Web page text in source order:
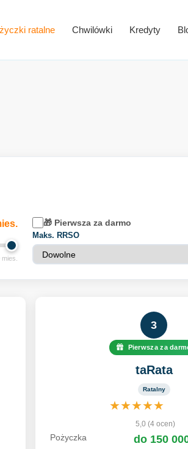
ratalne Chwilówki Kredyty
mies.
🎁 Pierwsza za darmo
Maks. RRSO
3
Pierwsza za
taRata
Ratalny
★★★★★
5,0 (4 ocen)
Pożyczka do 150